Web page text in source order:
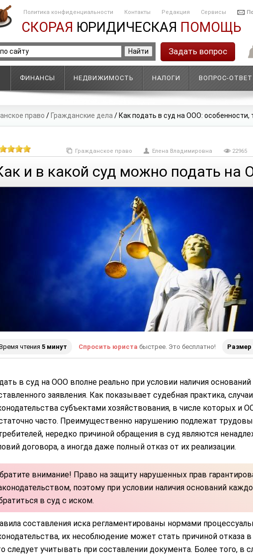
Политика конфиденциальности Контакты Редакция Сервисы
СКОРАЯ ЮРИДИЧЕСКАЯ ПОМОЩЬ
Задать вопрос
ФИНАНСЫ НЕДВИЖИМОСТЬ НАЛОГИ ВОПРОС-ОТВЕТ
право / Гражданские дела / Как подать в суд на ООО: особенности,
Гражданское право Елена Владимировна 22965
и в какой суд можно подать на
чтения 5 минут Спросить юриста быстрее. Это бесплатно!
в суд на ООО вполне реально при условии наличия
заявления. Как показывает судебная практика,
субъектами хозяйствования, в числе которых и
часто. Преимущественно нарушению подлежат
нередко причиной обращения в суд являются
договора, а иногда даже полный отказ от их реализации.
внимание! Право на защиту нарушенных прав
поэтому при условии наличия оснований
в суд c иском.
составления иска регламентированы нормами
их несоблюдение может стать причиной отказа
следует учитывать при составлении документа. Более того, в